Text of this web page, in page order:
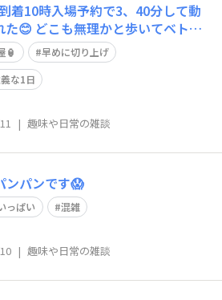
着10時入場予約で3、40分して動
てベトナ
ンも少しの並び、空飛ぶ自動車も
間はかかる様子😥 諦め大屋
おみ
🏮
早めに切り上げ
な1日
| 趣味や日常の雑談
、パンパンです😱
っぱい 混雑
| 趣味や日常の雑談